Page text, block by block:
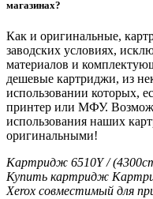
магазинах?
Как и оригинальные,
заводских условиях,
материалов и
дешевые картриджи, из
использовании которых,
принтер или МФУ.
использования наших
оригинальными!
Картридж 6510Y /
Купить картридж
Xerox совместимый для